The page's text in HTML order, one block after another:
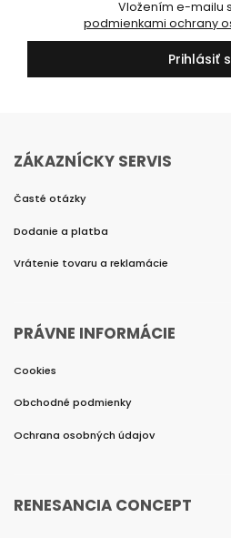
podmienkami ochrany
Prihlásiť
ZÁKAZNÍCKY SERVIS
Časté otázky
Dodanie a platba
Vrátenie tovaru a reklamácie
PRÁVNE INFORMÁCIE
Cookies
Obchodné podmienky
Ochrana osobných údajov
RENESANCIA CONCEPT